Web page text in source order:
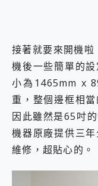
接著就要來開機
機後一些簡單的
小為1465mm x
重，整個邊框相
因此雖然是65吋
機器原廠提供三
維修，超貼心的。